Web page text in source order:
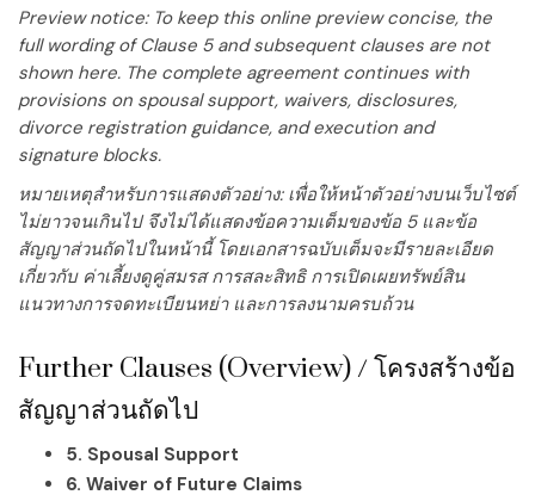
Preview notice: To keep this online preview concise, the
full wording of Clause 5 and subsequent clauses are not
shown here. The complete agreement continues with
provisions on spousal support, waivers, disclosures,
divorce registration guidance, and execution and
signature blocks.
หมายเหตุสำหรับการแสดงตัวอย่าง: เพื่อให้หน้าตัวอย่างบนเว็บไซต์
ไม่ยาวจนเกินไป จึงไม่ได้แสดงข้อความเต็มของข้อ 5 และข้อ
สัญญาส่วนถัดไปในหน้านี้ โดยเอกสารฉบับเต็มจะมีรายละเอียด
เกี่ยวกับ ค่าเลี้ยงดูคู่สมรส การสละสิทธิ การเปิดเผยทรัพย์สิน
แนวทางการจดทะเบียนหย่า และการลงนามครบถ้วน
Further Clauses (Overview) / โครงสร้างข้อ
สัญญาส่วนถัดไป
5. Spousal Support
6. Waiver of Future Claims